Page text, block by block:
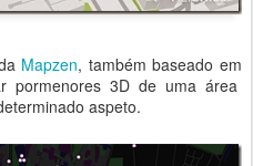
Mapzen, também baseado em
3D de uma área
aspeto.